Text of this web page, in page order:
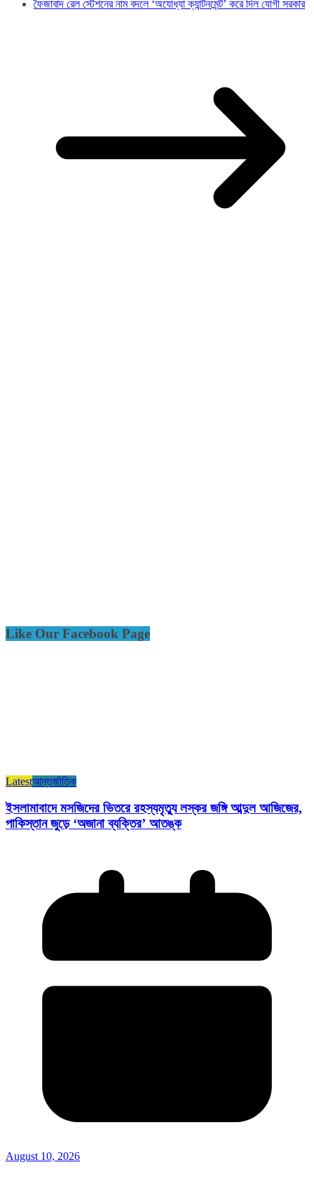
ফৈজাবাদ রেল স্টেশনের নাম বদলে ‘অযোধ্যা ক্যান্টনমেন্ট’ করে দিল যোগী সরকার
Like Our Facebook Page
Latestআন্তর্জাতিক
ইসলামাবাদে মসজিদের ভিতরে রহস্যমৃত্যু লস্কর জঙ্গি আব্দুল আজিজের,
পাকিস্তান জুড়ে ‘অজানা ব্যক্তির’ আতঙ্ক
August 10, 2026